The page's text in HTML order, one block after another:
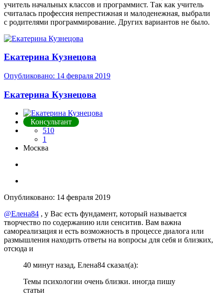
учитель начальных классов и программист. Так как учитель
считалась профессия непрестижная и малоденежная, выбрали
с родителями программирование. Других вариантов не было.
Екатерина Кузнецова
Опубликовано: 14 февраля 2019
Екатерина Кузнецова
Консультант
510
1
Москва
Опубликовано: 14 февраля 2019
@Елена84 , у Вас есть фундамент, который называется
творчество по содержанию или сенситив. Вам важна
самореализация и есть возможность в процессе диалога или
размышления находить ответы на вопросы для себя и близких,
отсюда и
40 минут назад, Елена84 сказал(а):
Темы психологии очень близки. иногда пишу
статьи